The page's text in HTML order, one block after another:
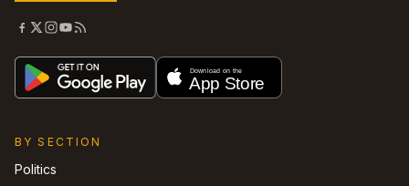
BY SECTION
Politics